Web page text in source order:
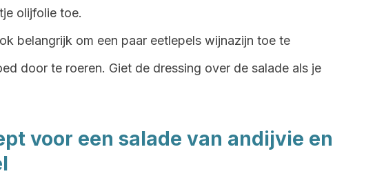
olijfolie toe.
belangrijk om een paar eetlepels wijnazijn toe te
door te roeren. Giet de dressing over de salade als je
voor een salade van andijvie en